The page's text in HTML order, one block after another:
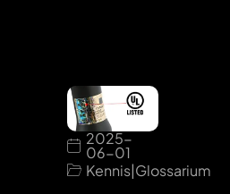
2025-
06-01
Kennis|Glossarium